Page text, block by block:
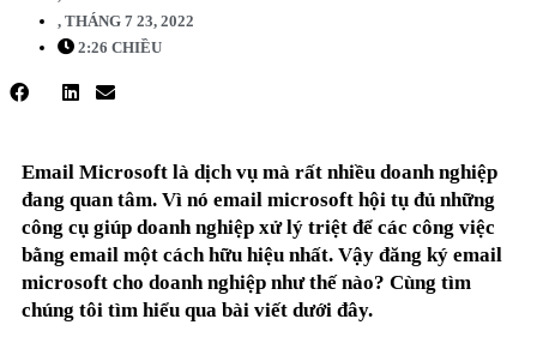
, THÁNG 7 23, 2022
2:26 CHIỀU
Email Microsoft là dịch vụ mà rất nhiều doanh nghiệp
đang quan tâm. Vì nó email microsoft hội tụ đủ những
công cụ giúp doanh nghiệp xử lý triệt để các công việc
bằng email một cách hữu hiệu nhất. Vậy đăng ký email
microsoft cho doanh nghiệp như thế nào? Cùng tìm
chúng tôi tìm hiểu qua bài viết dưới đây.